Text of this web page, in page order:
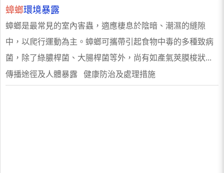
蟑螂環境暴露
蟑螂是最常見的室內害蟲，適應棲息於陰暗、潮濕的縫隙
中，以爬行運動為主。蟑螂可攜帶引起食物中毒的多種致病
菌，除了綠膿桿菌、大腸桿菌等外，尚有如產氣莢膜梭狀...
傳播途徑及人體暴露 健康防治及處理措施